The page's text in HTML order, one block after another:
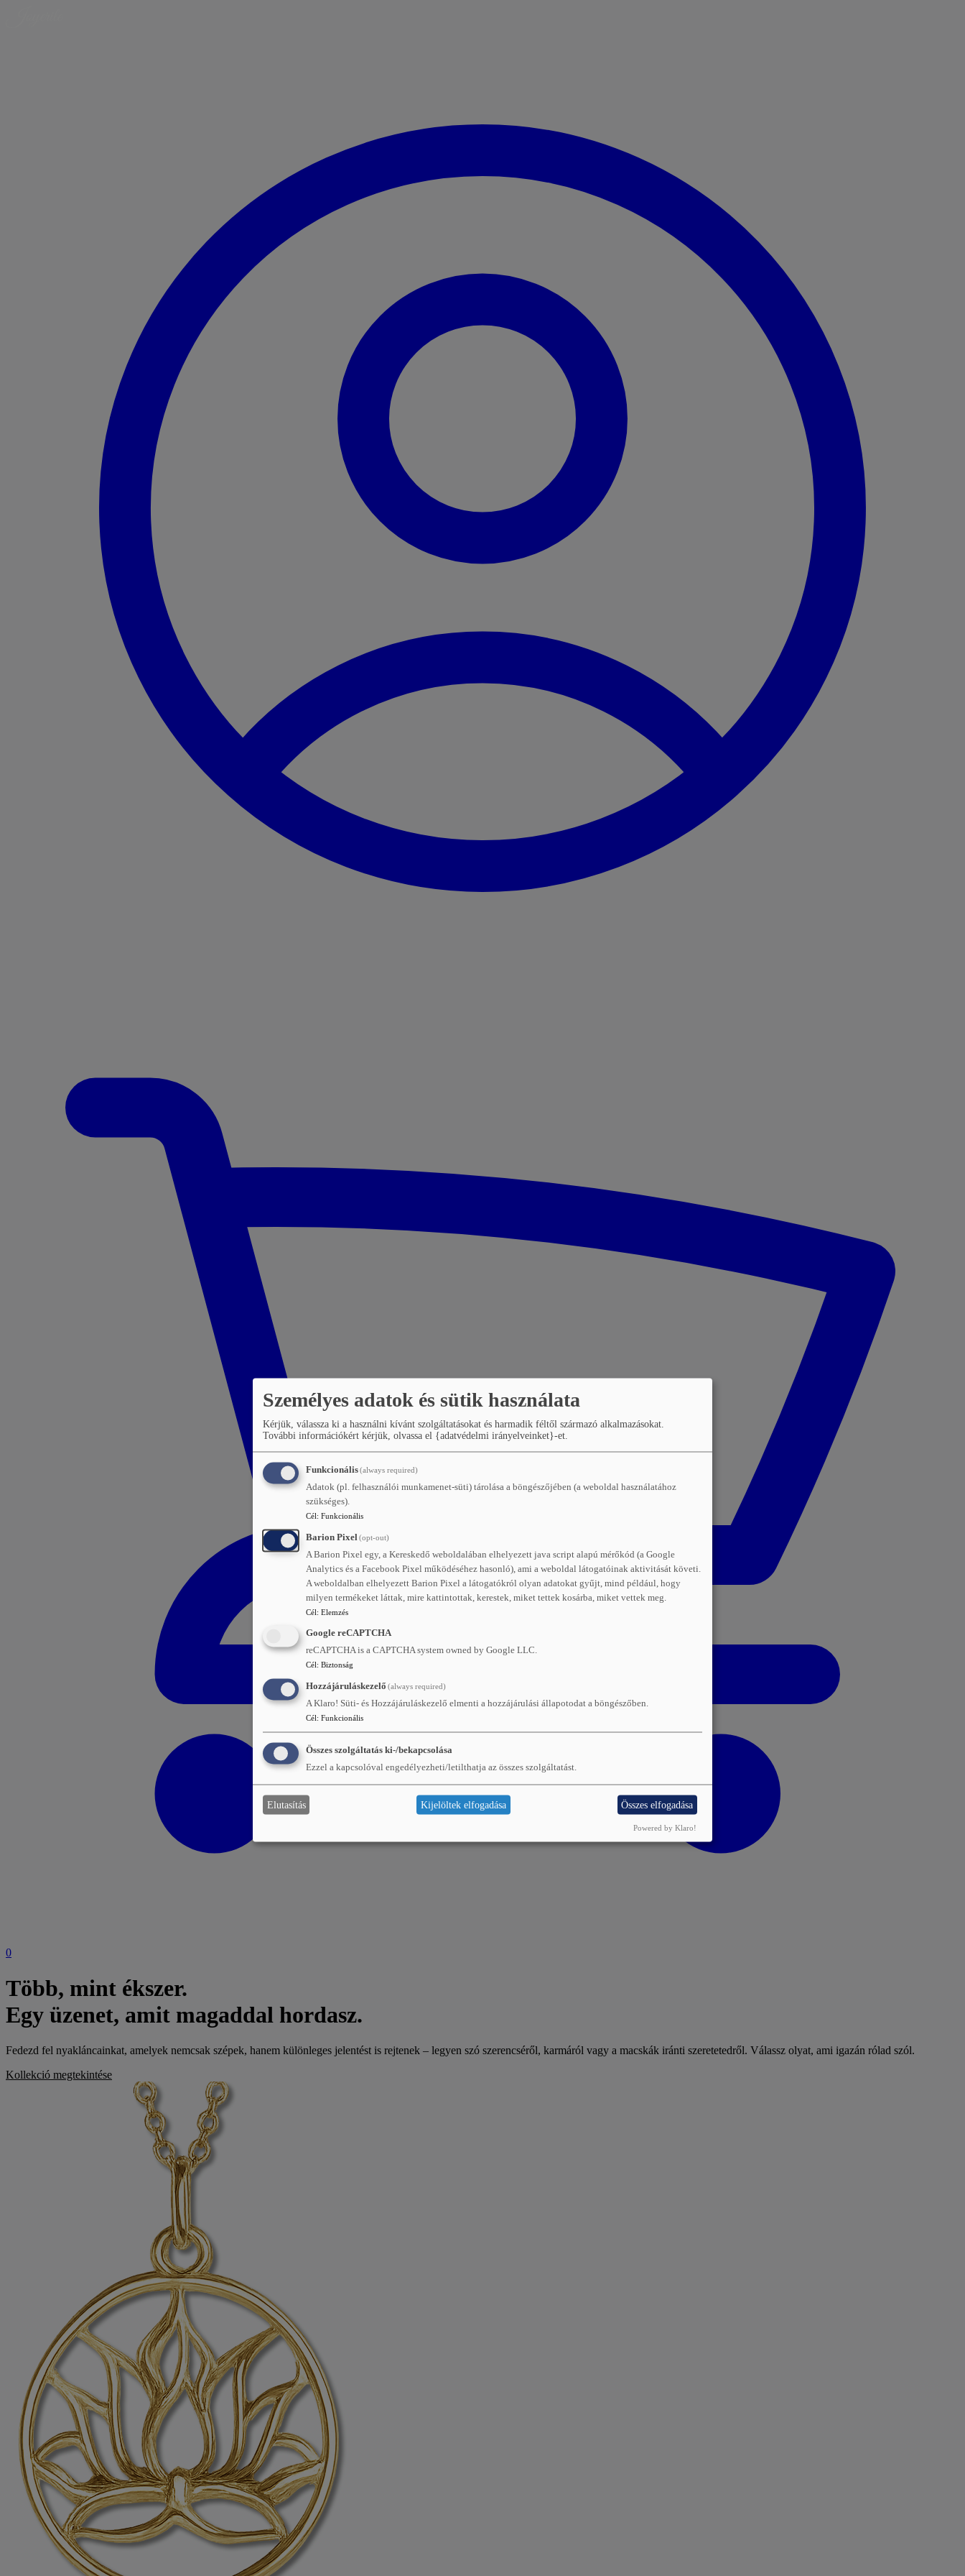
0
Több, mint ékszer.
Egy üzenet, amit magaddal hordasz.
Fedezd fel nyakláncainkat, amelyek nemcsak szépek, hanem különleges jelentést is rejtenek – legyen szó szerencséről, karmáról vagy a macskák iránti szeretetedről. Válassz olyat, ami igazán rólad szól.
Kollekció megtekintése
Személyes adatok és sütik használata
Kérjük, válassza ki a használni kívánt szolgáltatásokat és harmadik féltől származó alkalmazásokat.
További információkért kérjük, olvassa el {adatvédelmi irányelveinket}-et.
Funkcionális(always required)
Adatok (pl. felhasználói munkamenet-süti) tárolása a böngészőjében (a weboldal használatához
szükséges).
Cél: Funkcionális
Barion Pixel (opt-out)
A Barion Pixel egy, a Kereskedő weboldalában elhelyezett java script alapú mérőkód (a Google
Analytics és a Facebook Pixel működéséhez hasonló), ami a weboldal látogatóinak aktivitását követi.
A weboldalban elhelyezett Barion Pixel a látogatókról olyan adatokat gyűjt, mind például, hogy
milyen termékeket láttak, mire kattintottak, kerestek, miket tettek kosárba, miket vettek meg.
Cél: Elemzés
Google reCAPTCHA
reCAPTCHA is a CAPTCHA system owned by Google LLC.
Cél: Biztonság
Hozzájáruláskezelő (always required)
A Klaro! Süti- és Hozzájáruláskezelő elmenti a hozzájárulási állapotodat a böngészőben.
Cél: Funkcionális
Összes szolgáltatás ki-/bekapcsolása
Ezzel a kapcsolóval engedélyezheti/letilthatja az összes szolgáltatást.
Elutasítás Kijelöltek elfogadása Összes elfogadása
Powered by Klaro!